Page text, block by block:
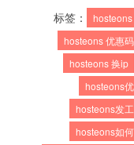
标签： hosteons
hosteons 优惠码
hosteons 换ip
hosteons
hosteons发
hosteons如